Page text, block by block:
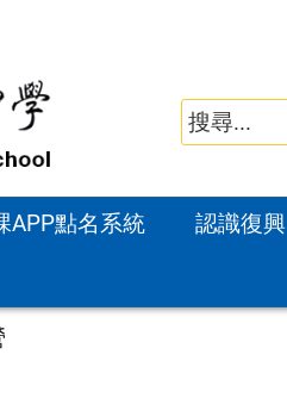
APP點名系統 認識復興